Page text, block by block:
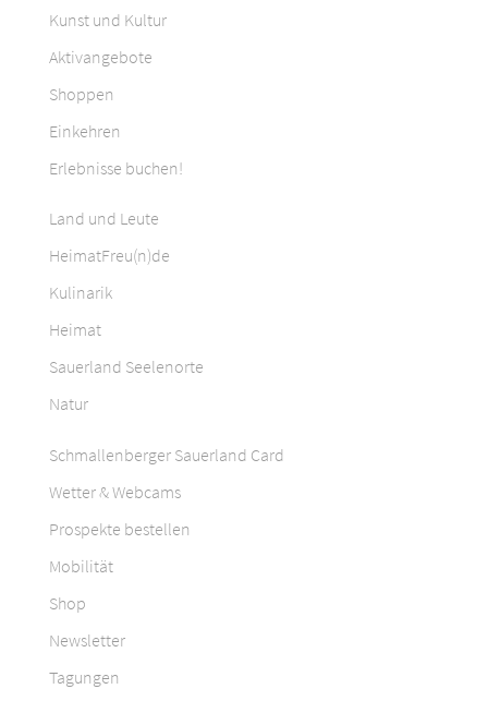
Kunst und Kultur
Aktivangebote
Shoppen
Einkehren
Erlebnisse buchen!
Land und Leute
HeimatFreu(n)de
Kulinarik
Heimat
Sauerland Seelenorte
Natur
Schmallenberger Sauerland Card
Wetter & Webcams
Prospekte bestellen
Mobilität
Shop
Newsletter
Tagungen